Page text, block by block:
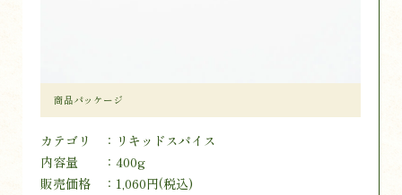
商品パッケージ
カテゴリ ：リキッドスパイス
内容量 ：400g
販売価格 ：1,060円(税込)